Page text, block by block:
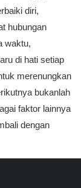
diri,
hubungan
waktu,
di hati setiap
merenungkan
bukanlah
faktor lainnya
dengan